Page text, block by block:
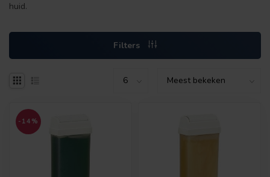
huid.
Filters
-14%